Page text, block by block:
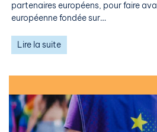
partenaires européens, pour faire
européenne fondée sur…
Lire la suite